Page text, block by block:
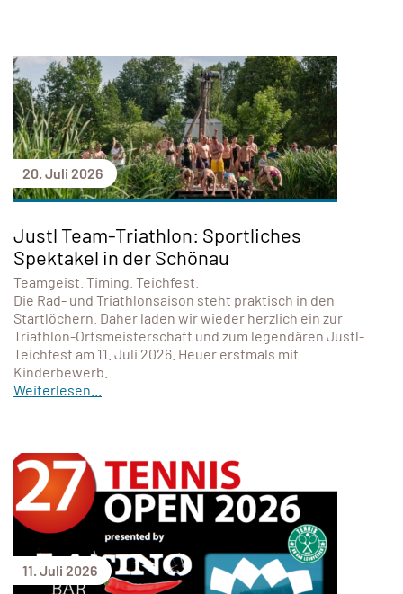
20. Juli 2026
Justl Team-Triathlon: Sportliches
Spektakel in der Schönau
Teamgeist. Timing. Teichfest.
Die Rad- und Triathlonsaison steht praktisch in den
Startlöchern. Daher laden wir wieder herzlich ein zur
Triathlon-Ortsmeisterschaft und zum legendären Justl-
Teichfest am 11. Juli 2026. Heuer erstmals mit
Kinderbewerb.
Weiterlesen...
11. Juli 2026